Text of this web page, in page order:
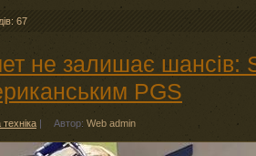
67
не залишає шансів:
PGS
| Автор: Web admin